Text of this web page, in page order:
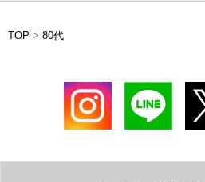
TOP > 80代